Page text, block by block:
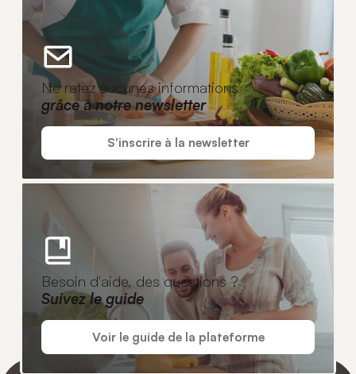
Ne ratez aucunes informations
grâce à notre newsletter
S'inscrire à la newsletter
Besoin d'aide, des questions ?
Suivez le guide
Voir le guide de la plateforme